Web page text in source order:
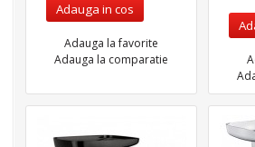
Adauga in cos
Adauga la favorite
Adauga la comparatie